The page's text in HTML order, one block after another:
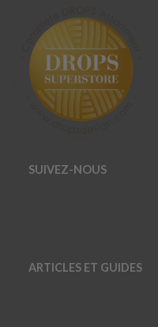
SUIVEZ-NOUS
ARTICLES ET GUIDES